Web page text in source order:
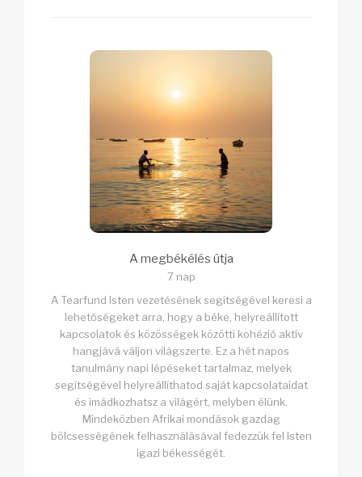
A megbékélés útja
7 nap
A Tearfund Isten vezetésének segítségével keresi a
lehetőségeket arra, hogy a béke, helyreállított
kapcsolatok és közösségek közötti kohézió aktív
hangjává váljon világszerte. Ez a hét napos
tanulmány napi lépéseket tartalmaz, melyek
segítségével helyreállíthatod saját kapcsolataidat
és imádkozhatsz a világért, melyben élünk.
Mindeközben Afrikai mondások gazdag
bölcsességének felhasználásával fedezzük fel Isten
igazi békességét.